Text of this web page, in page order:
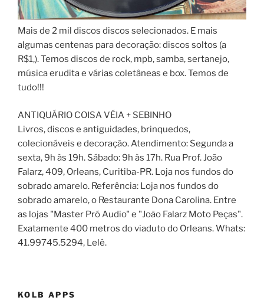
Mais de 2 mil discos discos selecionados. E mais
algumas centenas para decoração: discos soltos (a
R$1,). Temos discos de rock, mpb, samba, sertanejo,
música erudita e várias coletâneas e box. Temos de
tudo!!!
ANTIQUÁRIO COISA VÉIA + SEBINHO
Livros, discos e antiguidades, brinquedos,
colecionáveis e decoração. Atendimento: Segunda a
sexta, 9h às 19h. Sábado: 9h às 17h. Rua Prof. João
Falarz, 409, Orleans, Curitiba-PR. Loja nos fundos do
sobrado amarelo. Referência: Loja nos fundos do
sobrado amarelo, o Restaurante Dona Carolina. Entre
as lojas "Master Pró Audio" e "João Falarz Moto Peças".
Exatamente 400 metros do viaduto do Orleans. Whats:
41.99745.5294, Lelê.
KOLB APPS